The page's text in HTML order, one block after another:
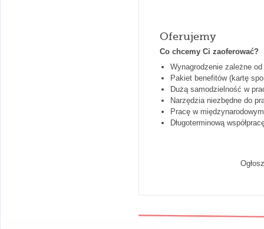
Oferujemy
Co chcemy Ci zaoferować?
Wynagrodzenie zależne
Pakiet benefitów (kartę
Dużą samodzielność w
Narzędzia niezbędne do
Pracę w
Długoterminową